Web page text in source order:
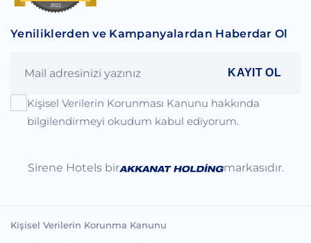
Yeniliklerden ve Kampanyalardan Haberdar Ol
KAYIT OL
Kişisel Verilerin Korunması Kanunu hakkında
bilgilendirmeyi okudum kabul ediyorum.
Sirene Hotels bir markasıdır.
Kişisel Verilerin Korunma Kanunu